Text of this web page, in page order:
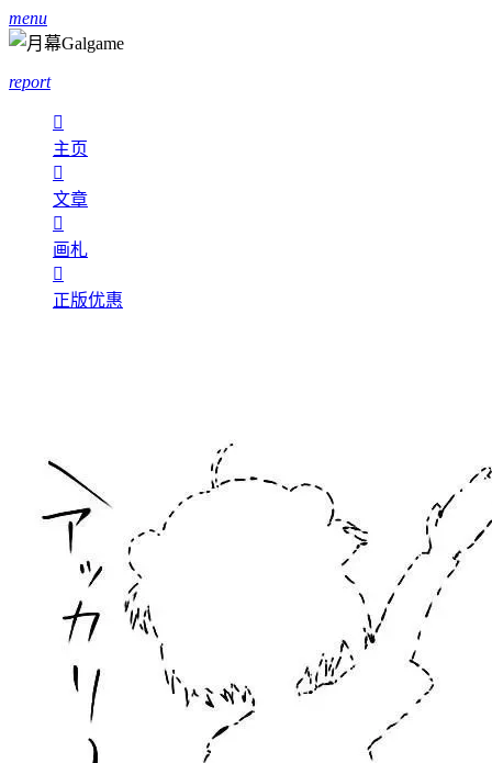
menu
report

主页

文章

画札

正版优惠